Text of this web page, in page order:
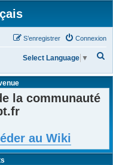
Connexion
S’enregistrer
h
Select Language ▼
la communauté
au Wiki